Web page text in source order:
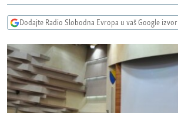
pretragu
FOTOGALERIJE
INFOGRAFIKE
PODCASTI
RAT U UKRAJINI
KINA NA BALKANU
RSE PRIČE IZ SVIJETA
ISPRIČAJ MI
Dodajte Radio Slobodna Evropa u vaš Google izvor